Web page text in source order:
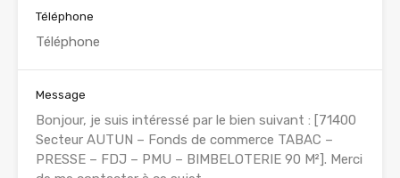
Téléphone
Message